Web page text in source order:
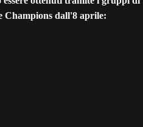
Champions dall'8 aprile: